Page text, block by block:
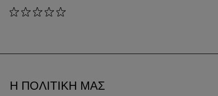
rating: 0 out of 5
Η ΠΟΛΙΤΙΚΗ ΜΑΣ